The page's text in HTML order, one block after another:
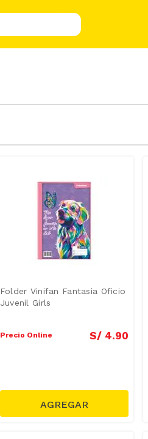
Folder Vinifan Fantasia Oficio
Juvenil Girls
Precio Online S/ 4.90